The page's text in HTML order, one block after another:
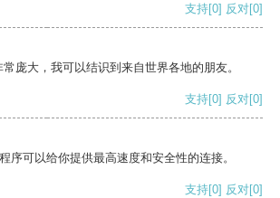
支持[0] 反对[0]
庞大，我可以结识到来自世界各地的朋友。
支持[0] 反对[0]
序可以给你提供最高速度和安全性的连接。
支持[0] 反对[0]